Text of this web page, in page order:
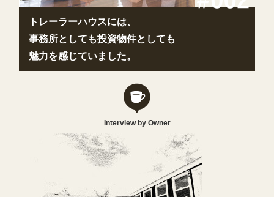
トレーラーハウスには、
事務所としても投資物件としても
魅力を感じていました。
Interview by Owner